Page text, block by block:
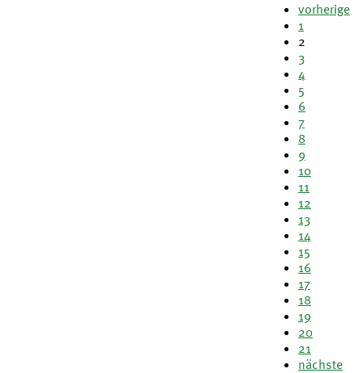
vorherige
1
2
3
4
5
6
7
8
9
10
11
12
13
14
15
16
17
18
19
20
21
nächste